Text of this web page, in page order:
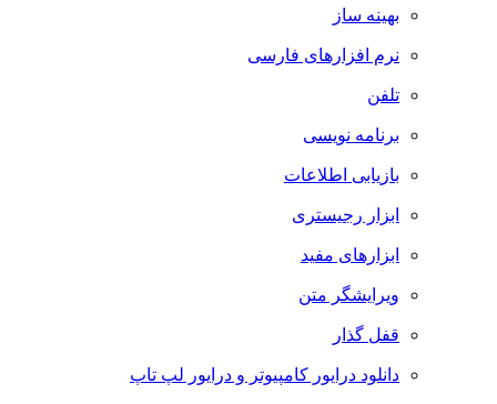
بهینه ساز
نرم افزارهای فارسی
تلفن
برنامه نویسی
بازیابی اطلاعات
ابزار رجیستری
ابزارهای مفید
ویرایشگر متن
قفل گذار
دانلود درایور کامپیوتر و درایور لپ تاپ